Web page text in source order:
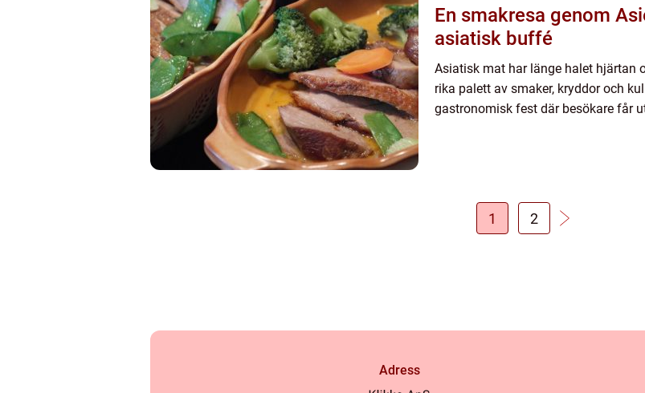
En smakresa genom
asiatisk buffé
Asiatisk mat har länge halet hjärtan
rika palett av smaker, kryddor och
gastronomisk fest där besökare får
1 2
Adress